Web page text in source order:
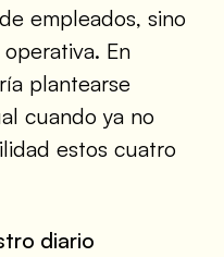
empleados, sino
En
plantearse
cuando ya no
estos cuatro
diario